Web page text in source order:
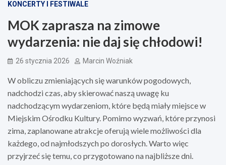
KONCERTY I FESTIWALE
MOK zaprasza na zimowe
wydarzenia: nie daj się chłodowi!
26 stycznia 2026 Marcin Woźniak
W obliczu zmieniających się warunków pogodowych,
nadchodzi czas, aby skierować naszą uwagę ku
nadchodzącym wydarzeniom, które będą miały miejsce w
Miejskim Ośrodku Kultury. Pomimo wyzwań, które przynosi
zima, zaplanowane atrakcje oferują wiele możliwości dla
każdego, od najmłodszych po dorosłych. Warto więc
przyjrzeć się temu, co przygotowano na najbliższe dni.